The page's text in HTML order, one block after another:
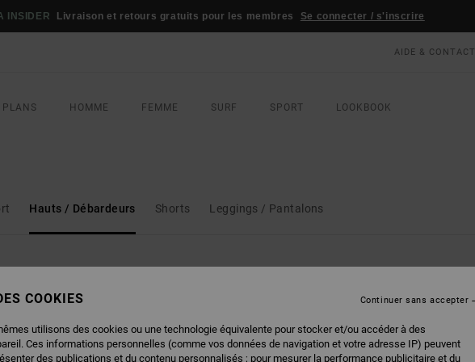
Livraison et retours gratuits pour les membres Se connecter / s'inscrire
AIDE & CONTACT
PLANS HOMME FEMME SURF SPORT LOOKBOOK
Hauts / Débardeurs Shorts Leggings / Pantalons
COOKIES
utilisons des cookies ou une technologie équivalente pour stocker et/ou accéder à des
Ces informations personnelles (comme vos données de navigation et votre adresse IP) peuvent
des publications et du contenu personnalisés ; pour mesurer la performance publicitaire et du
Continuer sans accepter